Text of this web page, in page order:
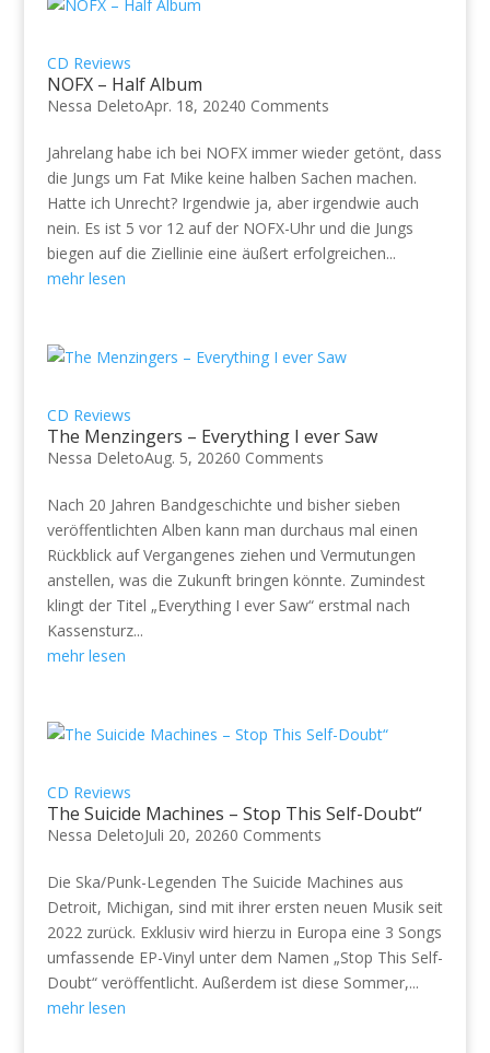
CD Reviews
NOFX – Half Album
Nessa DeletoApr. 18, 20240 Comments
Jahrelang habe ich bei NOFX immer wieder getönt, dass
die Jungs um Fat Mike keine halben Sachen machen.
Hatte ich Unrecht? Irgendwie ja, aber irgendwie auch
nein. Es ist 5 vor 12 auf der NOFX-Uhr und die Jungs
biegen auf die Ziellinie eine äußert erfolgreichen...
mehr lesen
CD Reviews
The Menzingers – Everything I ever Saw
Nessa DeletoAug. 5, 20260 Comments
Nach 20 Jahren Bandgeschichte und bisher sieben
veröffentlichten Alben kann man durchaus mal einen
Rückblick auf Vergangenes ziehen und Vermutungen
anstellen, was die Zukunft bringen könnte. Zumindest
klingt der Titel „Everything I ever Saw“ erstmal nach
Kassensturz...
mehr lesen
CD Reviews
The Suicide Machines – Stop This Self-Doubt“
Nessa DeletoJuli 20, 20260 Comments
Die Ska/Punk-Legenden The Suicide Machines aus
Detroit, Michigan, sind mit ihrer ersten neuen Musik seit
2022 zurück. Exklusiv wird hierzu in Europa eine 3 Songs
umfassende EP-Vinyl unter dem Namen „Stop This Self-
Doubt“ veröffentlicht. Außerdem ist diese Sommer,...
mehr lesen